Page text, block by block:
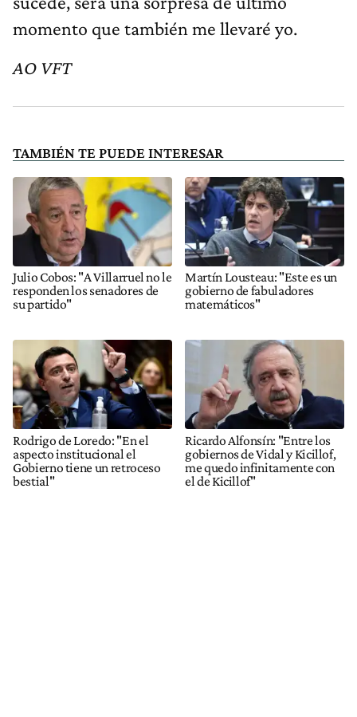
momento que también me llevaré yo.
AO VFT
TAMBIÉN TE PUEDE INTERESAR
Julio Cobos: "A Villarruel no le
responden los senadores de
su partido"
Martín Lousteau: "Este es un
gobierno de fabuladores
matemáticos"
Rodrigo de Loredo: "En el
aspecto institucional el
Gobierno tiene un retroceso
bestial"
Ricardo Alfonsín: "Entre los
gobiernos de Vidal y Kicillof,
me quedo infinitamente con
el de Kicillof"